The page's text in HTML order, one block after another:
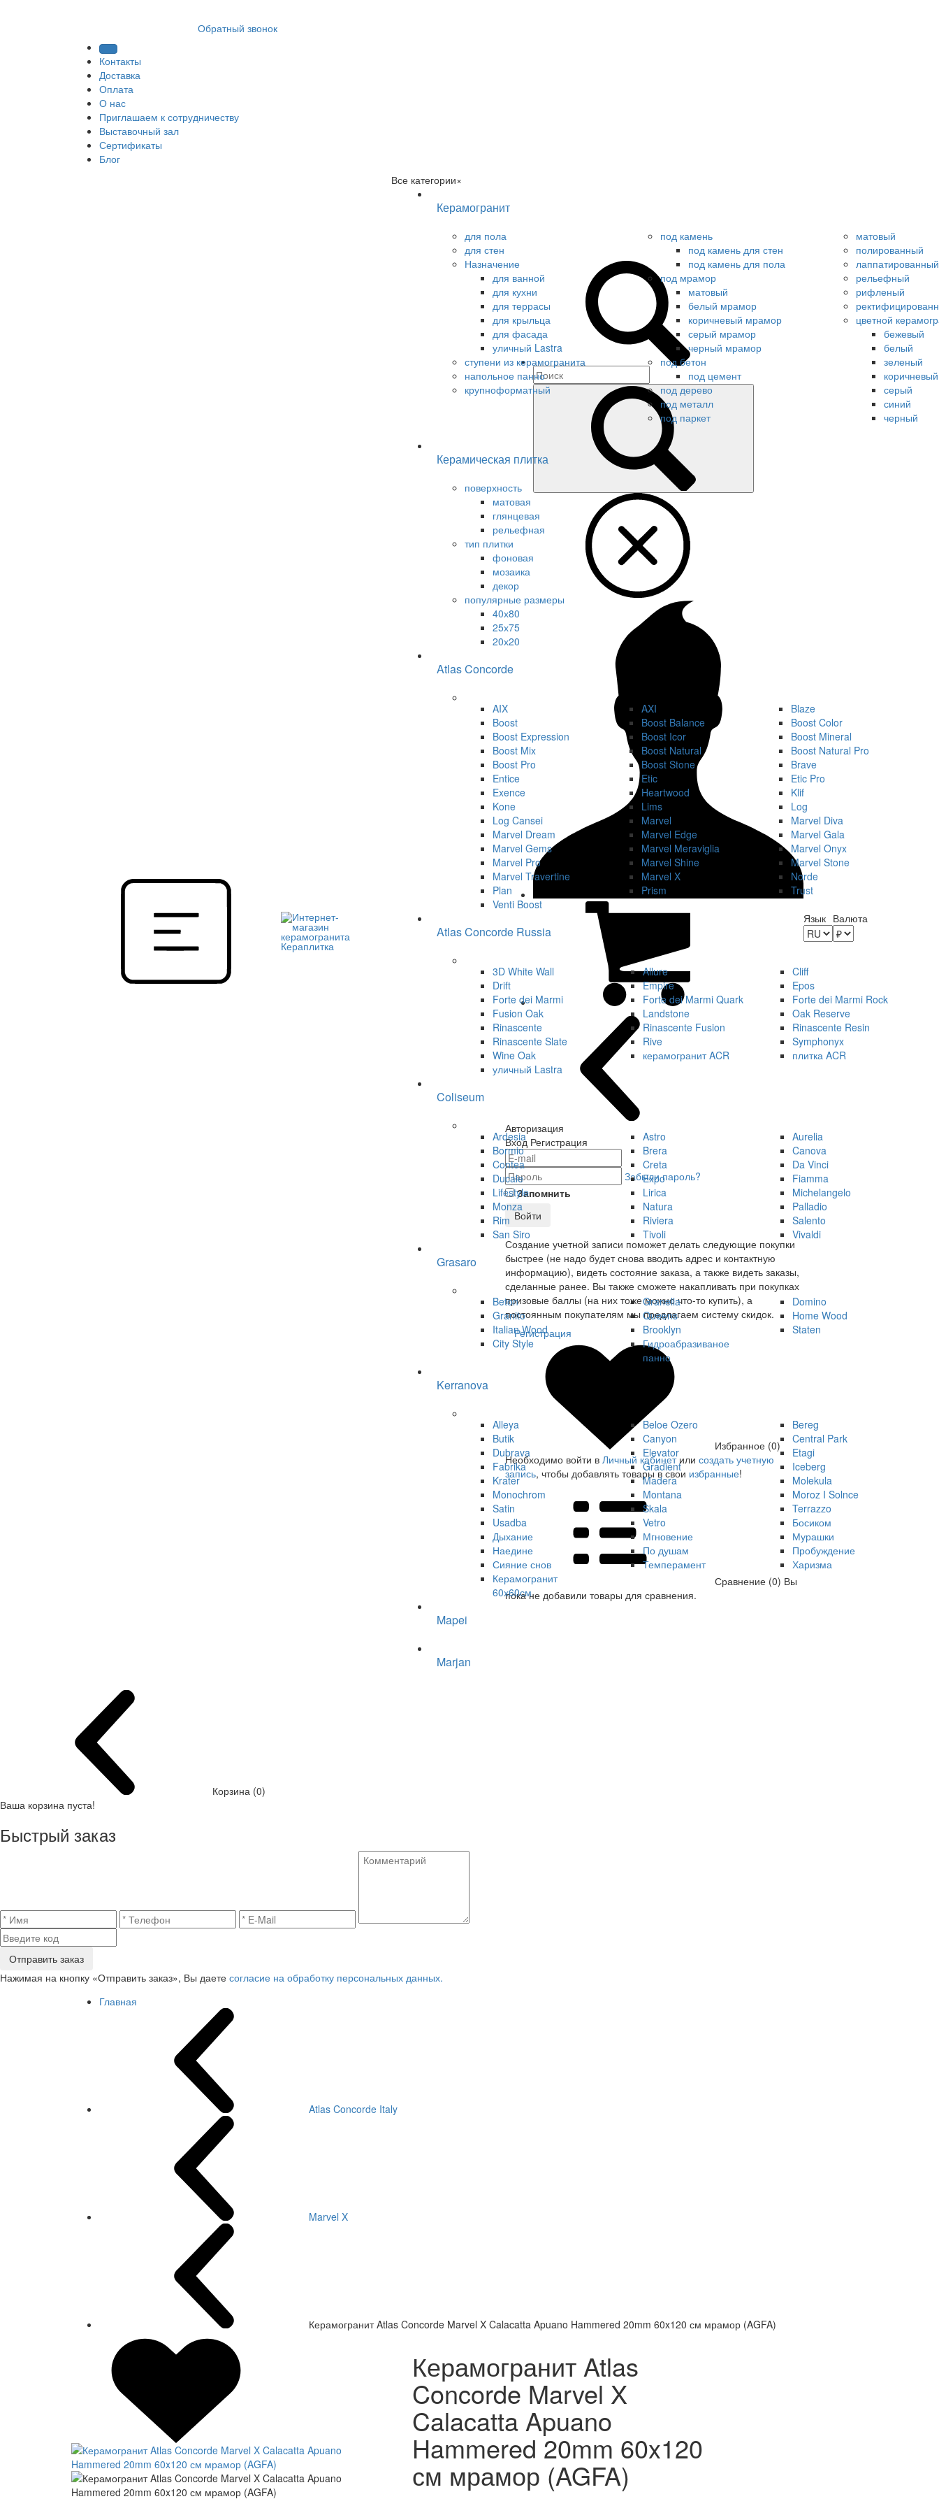
Обратный звонок
Контакты
Доставка
Оплата
О нас
Приглашаем к сотрудничеству
Выставочный зал
Сертификаты
Блог
Все категории×
Керамогранит
для пола
для стен
Назначение
для ванной
для кухни
для террасы
для крыльца
для фасада
уличный Lastra
ступени из керамогранита
напольное панно
крупноформатный
под камень
под камень для стен
под камень для пола
под мрамор
матовый
белый мрамор
коричневый мрамор
серый мрамор
черный мрамор
под бетон
под цемент
под дерево
под металл
под паркет
матовый
полированный
лаппатированный
рельефный
рифленый
цветной
бежевый
белый
зеленый
коричневый
серый
синий
черный
Керамическая плитка
поверхность
матовая
глянцевая
рельефная
тип плитки
фоновая
мозаика
декор
популярные размеры
40х80
25х75
20х20
Atlas Concorde
AIX
Boost
Boost Expression
Boost Mix
Boost Pro
Entice
Exence
Kone
Log Cansei
Marvel Dream
Marvel Gems
Marvel Pro
Marvel Travertine
Plan
Venti Boost
AXI
Boost Balance
Boost Icor
Boost Natural
Boost Stone
Etic
Heartwood
Lims
Marvel
Marvel Edge
Marvel Meraviglia
Marvel Shine
Marvel X
Prism
Blaze
Boost Color
Boost Mineral
Boost Natural Pro
Brave
Etic Pro
Klif
Log
Marvel Diva
Marvel Gala
Marvel Onyx
Marvel Stone
Norde
Trust
Atlas Concorde Russia
3D White Wall
Drift
Forte dei Marmi
Fusion Oak
Rinascente
Rinascente Slate
Wine Oak
уличный Lastra
Allure
Empire
Forte dei Marmi Quark
Landstone
Rinascente Fusion
Rive
керамогранит ACR
Cliff
Epos
Forte dei Marmi Rock
Oak Reserve
Rinascente Resin
Symphonyx
плитка ACR
Coliseum
Ardesia
Bormio
Contea
Ducale
Lifestyle
Monza
Rim
San Siro
Astro
Brera
Creta
Expo
Lirica
Natura
Riviera
Tivoli
Aurelia
Canova
Da Vinci
Fiamma
Michelangelo
Palladio
Salento
Vivaldi
Grasaro
Beton
Granito
Italian Wood
City Style
Granella
Queens
Brooklyn
Гидроабразиваное
панно
Domino
Home Wood
Staten
Kerranova
Alleya
Butik
Dubrava
Fabrika
Krater
Monochrom
Satin
Usadba
Дыхание
Наедине
Сияние снов
Керамогранит
60х60см
Beloe Ozero
Canyon
Elevator
Gradient
Madera
Montana
Skala
Vetro
Мгновение
По душам
Темперамент
Bereg
Central Park
Etagi
Iceberg
Molekula
Moroz I Solnce
Terrazzo
Босиком
Мурашки
Пробуждение
Харизма
Mapei
Marjan
Авторизация
Вход Регистрация
Забыли пароль?
Запомнить
Войти
Создание учетной записи поможет делать следующие покупки
быстрее (не надо будет снова вводить адрес и контактную
информацию), видеть состояние заказа, а также видеть заказы,
сделанные ранее. Вы также сможете накапливать при покупках
призовые баллы (на них тоже можно что-то купить), а
постоянным покупателям мы предлагаем систему скидок.
Регистрация
Избранное (0)
Необходимо войти в Личный кабинетили создать учетную
запись, чтобы добавлять товары в свои избранные!
Сравнение (0) Вы
пока не добавили товары для сравнения.
Язык Валюта
Корзина (0)
Ваша корзина пуста!
Быстрый заказ
Отправить заказ
Нажимая на кнопку «Отправить заказ», Вы даете согласие на обработку персональных данных.
Главная
Atlas Concorde Italy
Marvel X
Керамогранит Atlas Concorde Marvel X Calacatta Apuano Hammered 20mm 60x120 см мрамор (AGFA)
Керамогранит Atlas
Concorde Marvel X
Calacatta Apuano
Hammered 20mm 60x120
см мрамор (AGFA)